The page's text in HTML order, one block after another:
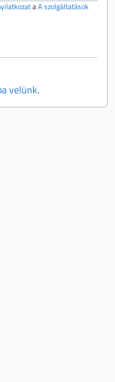
aA szolgáltatások
velünk.